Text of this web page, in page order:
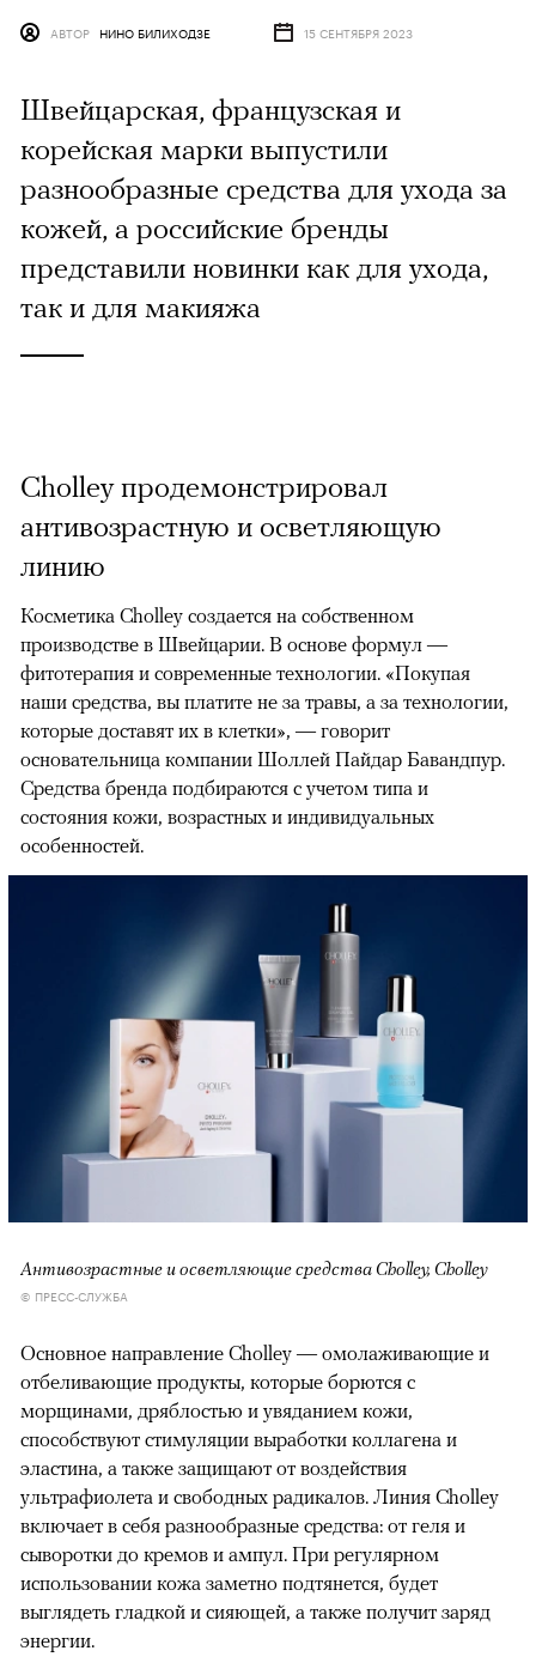
АВТОР НИНО БИЛИХОДЗЕ 15 СЕНТЯБРЯ 2023
Швейцарская, французская и
корейская марки выпустили
разнообразные средства для ухода за
кожей, а российские бренды
представили новинки как для ухода,
так и для макияжа
Cholley продемонстрировал
антивозрастную и осветляющую
линию
Косметика Cholley создается на собственном
производстве в Швейцарии. В основе формул —
фитотерапия и современные технологии. «Покупая
наши средства, вы платите не за травы, а за технологии,
которые доставят их в клетки», — говорит
основательница компании Шоллей Пайдар Бавандпур.
Средства бренда подбираются с учетом типа и
состояния кожи, возрастных и индивидуальных
особенностей.
Антивозрастные и осветляющие средства Cholley, Cholley
© ПРЕСС-СЛУЖБА
00:00 / 00:00
Основное направление Cholley — омолаживающие и
отбеливающие продукты, которые борются с
морщинами, дряблостью и увяданием кожи,
способствуют стимуляции выработки коллагена и
эластина, а также защищают от воздействия
ультрафиолета и свободных радикалов. Линия Cholley
включает в себя разнообразные средства: от геля и
сыворотки до кремов и ампул. При регулярном
использовании кожа заметно подтянется, будет
выглядеть гладкой и сияющей, а также получит заряд
энергии.